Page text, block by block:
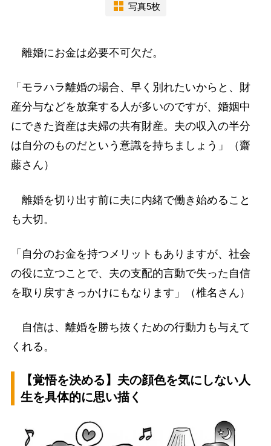
写真5枚
離婚にお金は必要不可欠だ。
「モラハラ離婚の場合、早く別れたいからと、財
産分与などを放棄する人が多いのですが、婚姻中
にできた資産は夫婦の共有財産。夫の収入の半分
は自分のものだという意識を持ちましょう」（齋
藤さん）
離婚を切り出す前に夫に内緒で働き始めること
も大切。
「自分のお金を持つメリットもありますが、社会
の役に立つことで、夫の支配的言動で失った自信
を取り戻すきっかけにもなります」（椎名さん）
自信は、離婚を勝ち抜くための行動力も与えて
くれる。
【覚悟を決める】夫の顔色を気にしない人
生を具体的に思い描く